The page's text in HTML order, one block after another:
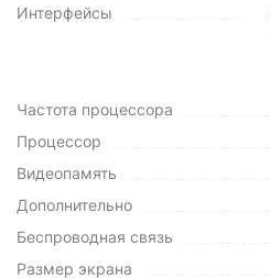
Интерфейсы
Частота процессора
Процессор
Видеопамять
Дополнительно
Беспроводная связь
Размер экрана